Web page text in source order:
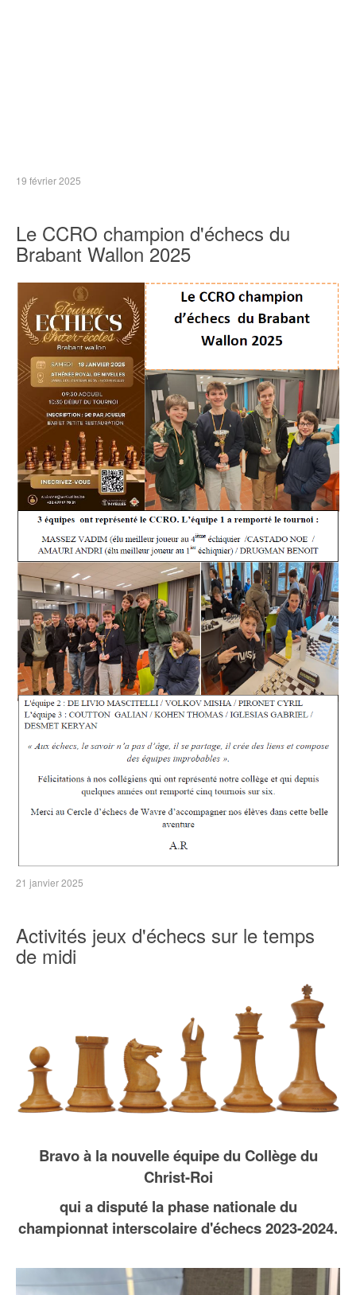
19 février 2025
Le CCRO champion d'échecs du
Brabant Wallon 2025
21 janvier 2025
Activités jeux d'échecs sur le temps
de midi
Bravo à la nouvelle équipedu Collège du
Christ-Roi
qui a disputé la phase nationale du
championnat interscolaire d'échecs 2023-2024.